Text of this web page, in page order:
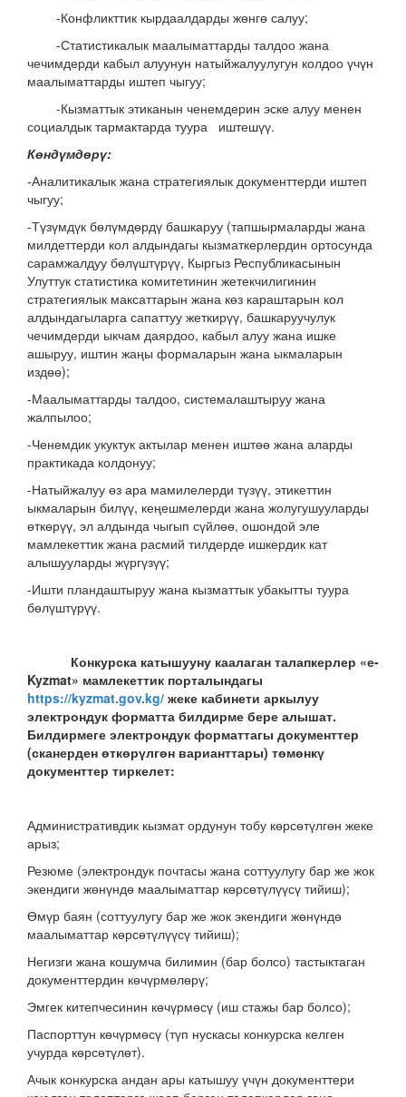
-Конфликттик кырдаалдарды жөнгө салуу;
-Статистикалык маалыматтарды талдоо жана
чечимдерди кабыл алуунун натыйжалуулугун колдоо үчүн
маалыматтарды иштеп чыгуу;
-Кызматтык этиканын ченемдерин эске алуу менен
социалдык тармактарда туура иштешүү.
Көндүмдөрү:
-Аналитикалык жана стратегиялык документтерди иштеп
чыгуу;
-Түзүмдүк бөлүмдөрдү башкаруу (тапшырмаларды жана
милдеттерди кол алдындагы кызматкерлердин ортосунда
сарамжалдуу бөлүштүрүү, Кыргыз Республикасынын
Улуттук статистика комитетинин жетекчилигинин
стратегиялык максаттарын жана көз караштарын кол
алдындагыларга сапаттуу жеткирүү, башкаруучулук
чечимдерди ыкчам даярдоо, кабыл алуу жана ишке
ашыруу, иштин жаңы формаларын жана ыкмаларын
издөө);
-Маалыматтарды талдоо, системалаштыруу жана
жалпылоо;
-Ченемдик укуктук актылар менен иштөө жана аларды
практикада колдонуу;
-Натыйжалуу өз ара мамилелерди түзүү, этикеттин
ыкмаларын билүү, кеңешмелерди жана жолугушууларды
өткөрүү, эл алдында чыгып сүйлөө, ошондой эле
мамлекеттик жана расмий тилдерде ишкердик кат
алышууларды жүргүзүү;
-Ишти пландаштыруу жана кызматтык убакытты туура
бөлүштүрүү.
Конкурска катышууну каалаган талапкерлер «е-
Kyzmat» мамлекеттик порталындагы
https://kyzmat.gov.kg/ жеке кабинети аркылуу
электрондук форматта билдирме бере алышат.
Билдирмеге электрондук форматтагы документтер
(сканерден өткөрүлгөн варианттары) төмөнкү
документтер тиркелет:
Административдик кызмат ордунун тобу көрсөтүлгөн жеке
арыз;
Резюме (электрондук почтасы жана соттуулугу бар же жок
экендиги жөнүндө маалыматтар көрсөтүлүүсү тийиш);
Өмүр баян (соттуулугу бар же жок экендиги жөнүндө
маалыматтар көрсөтүлүүсү тийиш);
Негизги жана кошумча билимин (бар болсо) тастыктаган
документтердин көчүрмөлөрү;
Эмгек китепчесинин көчүрмөсү (иш стажы бар болсо);
Паспорттун көчүрмөсү (түп нускасы конкурска келген
учурда көрсөтүлөт).
Ачык конкурска андан ары катышуу үчүн документтери